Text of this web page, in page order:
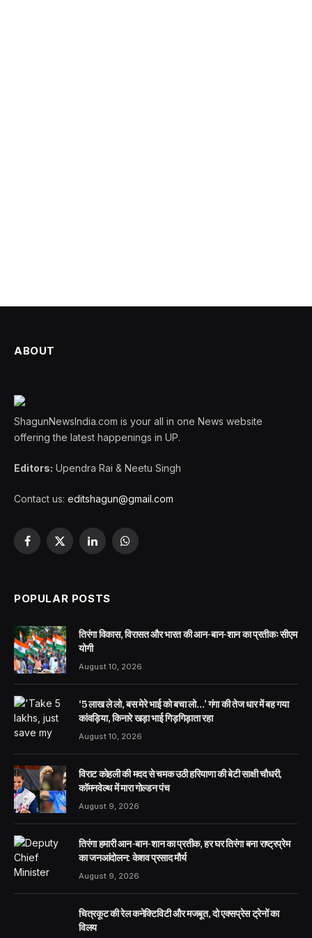
ABOUT
ShagunNewsIndia.com is your all in one News website
offering the latest happenings in UP.
Editors: Upendra Rai & Neetu Singh
Contact us: editshagun@gmail.com
Facebook
X
LinkedInWhatsApp
POPULAR POSTS
तिरंगा विकास, विरासत और भारत की आन-बान-शान का प्रतीकः सीएम
योगी
August 10, 2026
‘5 लाख ले लो, बस मेरे भाई को बचा लो…’ गंगा की तेज धार में बह गया
कांवड़िया, किनारे खड़ा भाई गिड़गिड़ाता रहा
August 10, 2026
विराट कोहली की मदद से चमक उठी हरियाणा की बेटी साक्षी चौधरी,
कॉमनवेल्थ में मारा गोल्डन पंच
August 9, 2026
तिरंगा हमारी आन-बान-शान का प्रतीक, हर घर तिरंगा बना राष्ट्रप्रेम
का जनआंदोलन: केशव प्रसाद मौर्य
August 9, 2026
चित्रकूट की रेल कनेक्टिविटी और मजबूत, दो एक्सप्रेस ट्रेनों का
विलय